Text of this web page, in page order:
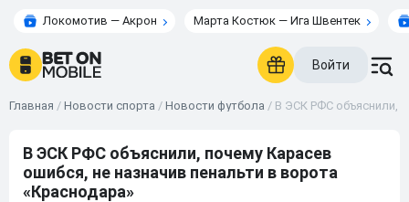
Локомотив — Акрон Марта Костюк — Ига Швентек
Войти
Главная / Новости спорта / Новости футбола / В ЭСК РФС объяснили,
В ЭСК РФС объяснили, почему Карасев
ошибся, не назначив пенальти в ворота
«Краснодара»